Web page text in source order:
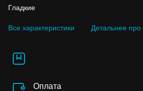
Гладкие
Все характеристики Детальнее про
Оплата